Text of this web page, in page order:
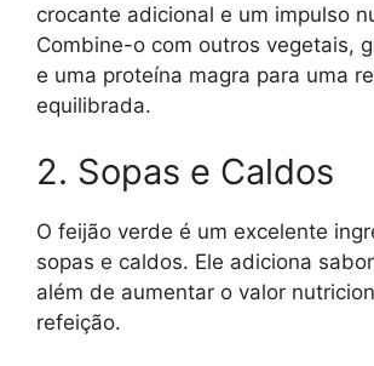
crocante adicional e um impulso
Combine-o com outros vegetais,
e uma proteína magra para uma
equilibrada.
2. Sopas e Caldos
O feijão verde é um excelente
sopas e caldos. Ele adiciona
além de aumentar o valor
refeição.